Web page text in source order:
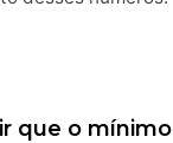
que o mínimo